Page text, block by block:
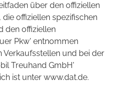
über den offiziellen
offiziellen spezifischen
den offiziellen
Pkw' entnommen
Verkaufsstellen und bei der
Treuhand GmbH'
ist unter www.dat.de.